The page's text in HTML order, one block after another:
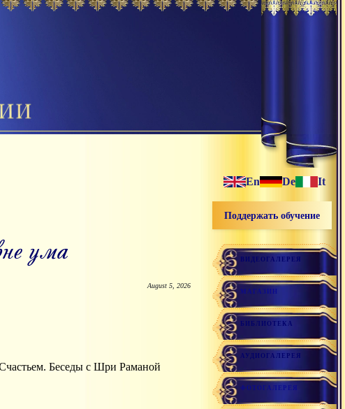
ума
August 5, 2026
Беседы с Шри Раманой
En De It
Поддержать обучение
ВИДЕОГАЛЕРЕЯ
МАГАЗИН
БИБЛИОТЕКА
АУДИОГАЛЕРЕЯ
ФОТОГАЛЕРЕЯ